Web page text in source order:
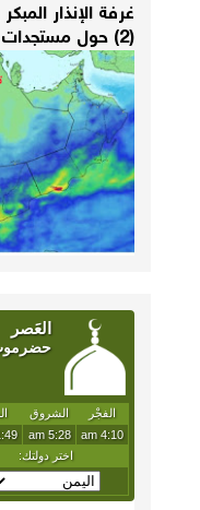
غرفة الإنذار
(2) حول مستجدات الحالة الجوية